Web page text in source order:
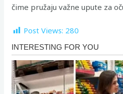
čime pružaju važne upute za
Post Views: 280